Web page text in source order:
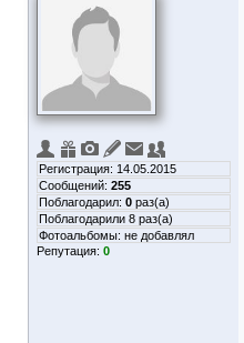
Регистрация: 14.05.2015
Сообщений: 255
Поблагодарил: 0 раз(а)
Поблагодарили 8 раз(а)
Фотоальбомы: не добавлял
Репутация: 0